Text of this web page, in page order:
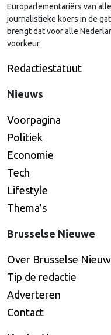
Europarlementariërs van
journalistieke koers in de
brengt dat voor alle
voorkeur.
Redactiestatuut
Nieuws
Voorpagina
Politiek
Economie
Tech
Lifestyle
Thema’s
Brusselse Nieuwe
Over Brusselse
Tip de redactie
Adverteren
Contact